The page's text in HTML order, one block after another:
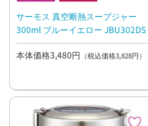
サーモス 真空断熱スープジャー
300ml ブルーイエロー JBU302DS
本体価格3,480円 （税込価格3,828円）